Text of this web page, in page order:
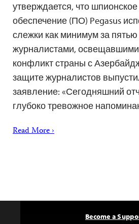
утверждается, что
обеспечение (ПО) Pegasus
слежки как минимум за
журналистами,
конфликт страны с
защите журналистов
заявление: «Сегодняшний
глубоко тревожное
Read More ›
Become a